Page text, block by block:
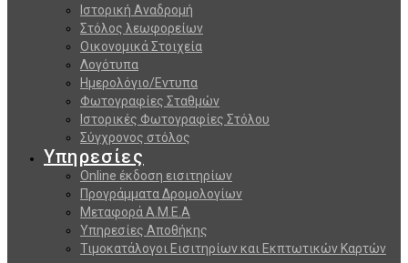
Ιστορική Αναδρομή
Στόλος λεωφορείων
Οικονομικά Στοιχεία
Λογότυπα
Ημερολόγιο/Εντυπα
Φωτογραφίες Σταθμών
Ιστορικές Φωτογραφίες Στόλου
Σύγχρονος στόλος
Υπηρεσίες
Online έκδοση εισιτηρίων
Προγράμματα Δρομολογίων
Μεταφορά Α.Μ.Ε.Α
Υπηρεσίες Αποθήκης
Τιμοκατάλογοι Εισιτηρίων και Εκπτωτικών Καρτών